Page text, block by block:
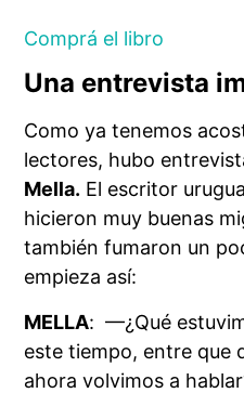
Comprá el libro
Una entrevista
Como ya tenemos
lectores, hubo
Mella. El escritor
hicieron muy buenas
también fumaron un
empieza así:
MELLA: —¿Qué
este tiempo, entre que
ahora volvimos a